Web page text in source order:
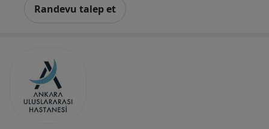
Randevu talep et